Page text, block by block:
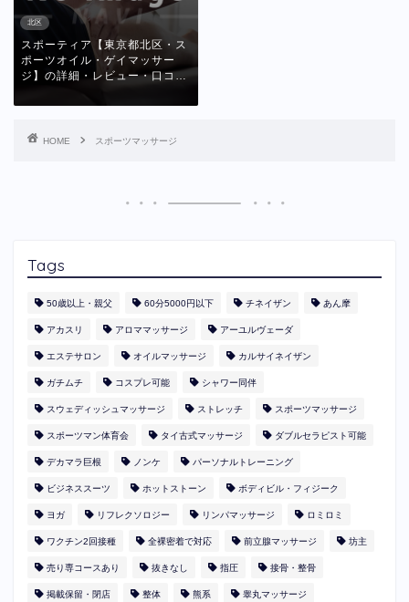
北区
スポーティア【東京都北区・ス
ポーツオイル・ゲイマッサー
ジ】の詳細・レビュー・口コ…
HOME スポーツマッサージ
Tags
50歳以上・親父 60分5000円以下 ​チネイザン あん摩
アカスリ アロママッサージ アーユルヴェーダ
エステサロン オイルマッサージ カルサイネイザン
ガチムチ コスプレ可能 シャワー同伴
スウェディッシュマッサージ ストレッチ スポーツマッサージ
スポーツマン体育会 タイ古式マッサージ ダブルセラピスト可能
デカマラ巨根 ノンケ パーソナルトレーニング
ビジネススーツ ホットストーン ボディビル・フィジーク
ヨガ リフレクソロジー リンパマッサージ ロミロミ
ワクチン2回接種 全裸密着で対応 前立腺マッサージ 坊主
売り専コースあり 抜きなし 指圧 接骨・整骨
掲載保留・閉店 整体 熊系 睾丸マッサージ